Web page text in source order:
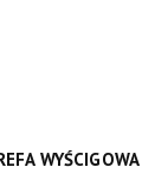
WYŚCIGOWA